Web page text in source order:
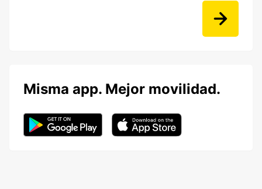
Misma app. Mejor movilidad.